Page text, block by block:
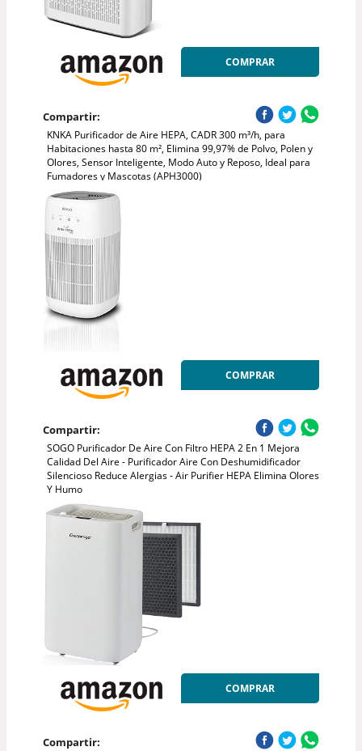
COMPRAR
Compartir:
KNKA Purificador de Aire HEPA, CADR 300 m³/h, para
Habitaciones hasta 80 m², Elimina 99,97% de Polvo, Polen y
Olores, Sensor Inteligente, Modo Auto y Reposo, Ideal para
Fumadores y Mascotas (APH3000)
COMPRAR
Compartir:
SOGO Purificador De Aire Con Filtro HEPA 2 En 1 Mejora
Calidad Del Aire - Purificador Aire Con Deshumidificador
Silencioso Reduce Alergias - Air Purifier HEPA Elimina Olores
Y Humo
COMPRAR
Compartir: